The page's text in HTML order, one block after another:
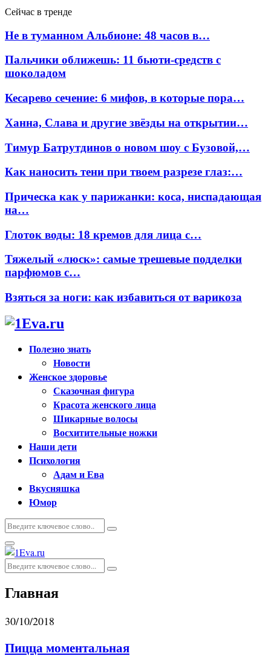
Сейчас в тренде
Не в туманном Альбионе: 48 часов в…
Пальчики оближешь: 11 бьюти-средств с
шоколадом
Кесарево сечение: 6 мифов, в которые пора…
Ханна, Слава и другие звёзды на открытии…
Тимур Батрутдинов о новом шоу с Бузовой,…
Как наносить тени при твоем разрезе глаз:…
Прическа как у парижанки: коса, ниспадающая
на…
Глоток воды: 18 кремов для лица с…
Тяжелый «люск»: самые трешевые подделки
парфюмов с…
Взяться за ноги: как избавиться от варикоза
Полезно знать
Новости
Женское здоровье
Сказочная фигура
Красота женского лица
Шикарные волосы
Восхитительные ножки
Наши дети
Психология
Адам и Ева
Вкусняшка
Юмор
Искать:
Поиск
Основное
меню
Искать:
Поиск
Главная
30/10/2018
Пицца моментальная